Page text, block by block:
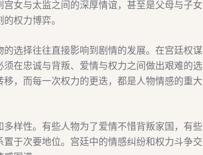
女与太监之间的深厚情谊，甚至是父母与子女
权力博弈。
选择往往直接影响到剧情的发展。在宫廷权谋
在忠诚与背叛、爱情与权力之间做出艰难的选
，而每一次权力的更迭，都是人物情感的重大
样性。有些人物为了爱情不惜背叛家国，有些
于次要地位。宫廷中的情感纠纷和权力斗争交